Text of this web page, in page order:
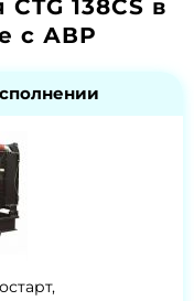
138CS в
с АВР